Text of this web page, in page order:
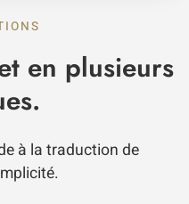
en plusieurs
à la traduction de